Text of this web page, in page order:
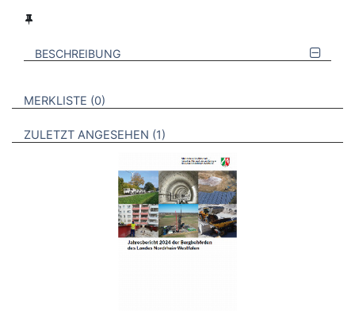
BESCHREIBUNG
VERWEISE AUF VERMERKTE- ODER ZULETZT ANGESEHENE
MERKLISTE 0 BROSCHÜREN
ZULETZT ANGESEHEN 1 BROSCHÜREN